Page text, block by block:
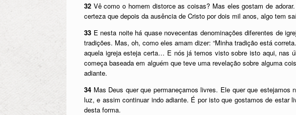
32 Vê como o homem distorce as coisas? Mas eles gostam de
certeza que depois da ausência de Cristo por dois mil anos, algo tem
33 E nesta noite há quase novecentas denominações diferentes de
tradições. Mas, oh, como eles amam dizer: “Minha tradição está
aquela igreja esteja certa… E nós já temos visto sobre isto aqui, nas
começa baseada em alguém que teve uma revelação sobre alguma
adiante.
34 Mas Deus quer que permaneçamos livres. Ele quer que
luz, e assim continuar indo adiante. É por isto que gostamos de estar
desta forma.